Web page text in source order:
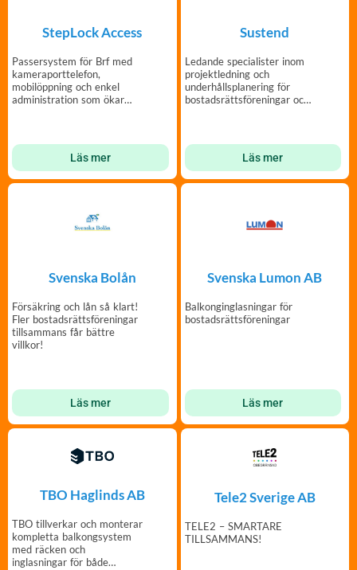
StepLock Access
Passersystem för Brf med
kameraporttelefon,
mobilöppning och enkel
administration som ökar
Läs mer
Sustend
Ledande specialister inom
projektledning och
underhålls­planering för
bostadsrättsföreningar och
Läs mer
Svenska Bolån
Försäkring och lån så klart!
Fler bostadsrättsföreningar
tillsammans får bättre
villkor!
Läs mer
Svenska Lumon AB
Balkonginglasningar för
bostadsrättsföreningar
Läs mer
TBO Haglinds AB
TBO tillverkar och monterar
kompletta balkongsystem
med räcken och
inglasningar för både
Tele2 Sverige AB
TELE2 – SMARTARE
TILLSAMMANS!